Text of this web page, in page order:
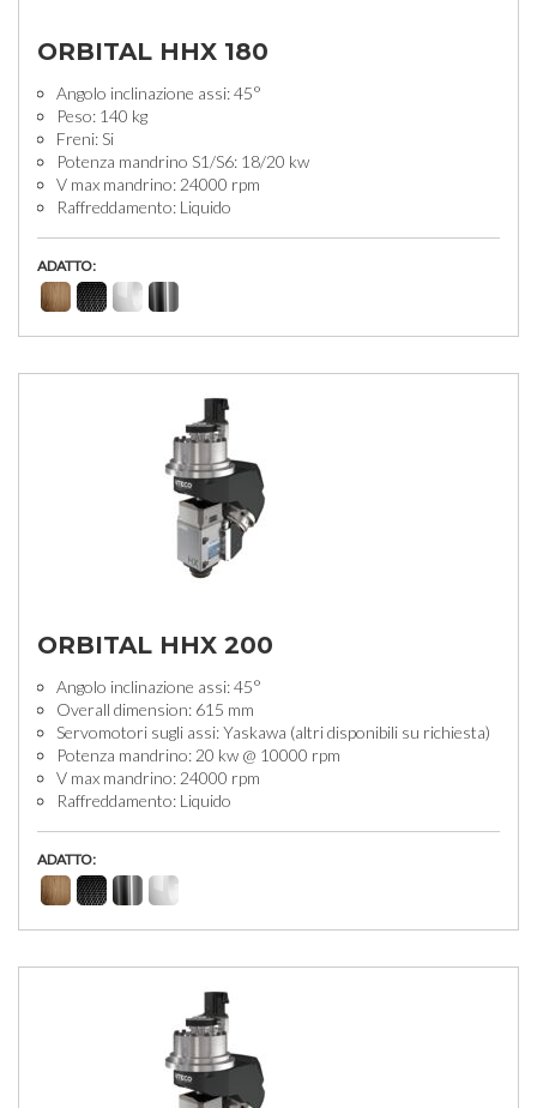
ORBITAL HHX 180
Angolo inclinazione assi: 45°
Peso: 140 kg
Freni: Si
Potenza mandrino S1/S6: 18/20 kw
V max mandrino: 24000 rpm
Raffreddamento: Liquido
ADATTO:
ORBITAL HHX 200
Angolo inclinazione assi: 45°
Overall dimension: 615 mm
Servomotori sugli assi: Yaskawa (altri disponibili su richiesta)
Potenza mandrino: 20 kw @ 10000 rpm
V max mandrino: 24000 rpm
Raffreddamento: Liquido
ADATTO: